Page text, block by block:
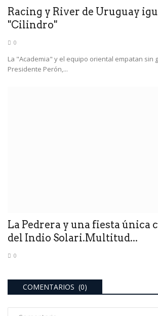
Racing y River de Uruguay
"Cilindro"
0
La "Academia" y el equipo oriental empatan sin
Presidente Perón,...
La Pedrera y una fiesta única
del Indio Solari.Multitud...
0
COMENTARIOS (0)